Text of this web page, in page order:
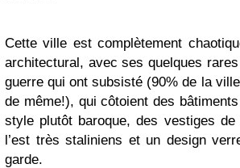
Cette ville est complètement
architectural, avec ses quelques rares
guerre qui ont subsisté (90% de la
de même!), qui côtoient des bâtiments
style plutôt baroque, des vestiges de
l’est très staliniens et un design
garde.